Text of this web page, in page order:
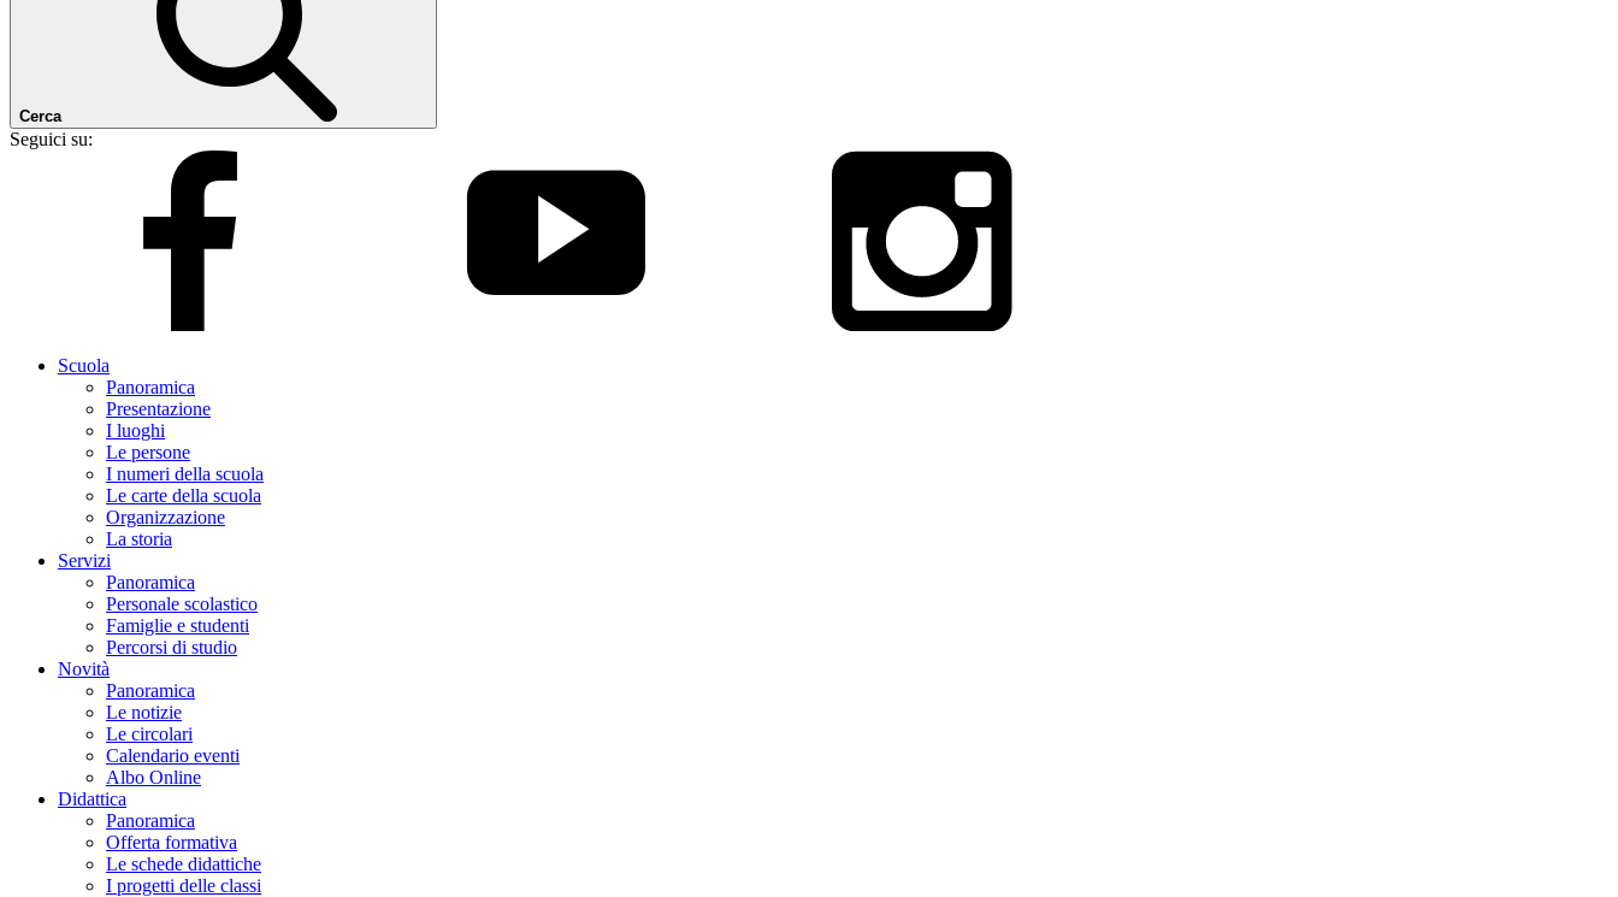
Cerca
Seguici su:
Scuola
Panoramica
Presentazione
I luoghi
Le persone
I numeri della scuola
Le carte della scuola
Organizzazione
La storia
Servizi
Panoramica
Personale scolastico
Famiglie e studenti
Percorsi di studio
Novità
Panoramica
Le notizie
Le circolari
Calendario eventi
Albo Online
Didattica
Panoramica
Offerta formativa
Le schede didattiche
I progetti delle classi